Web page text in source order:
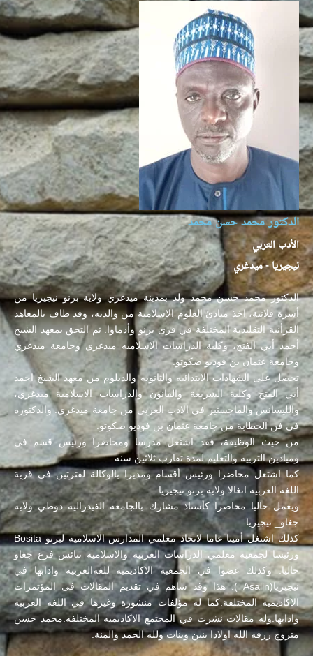
الدكتور محمد حسن محمد
الأدب العربي
نيجيريا - ميدغري
الدكتور محمد حسن محمد ولد بمدينة ميدغري ولاية برنو نيجيريا من
أسرة فلانية، اخذ مبادئ العلوم الاسلامية من والديه، وقد طاف بالمعاهد
القرأنية التقليدية المختلفة في قرى برنو وأدماوا. ثم التحق بمعهد الشيخ
أحمد أبي الفتح، وكلية الدراسات الاسلاميه ميدغري وجامعة ميدغري
وجامعة عثمان بن فوديو صكوتو.
تحصل على الشهادات الابتدائيه والثانويه والدبلوم من معهد الشيخ احمد
أبي الفتح وكلية الشريعة والقانون والدراسات الاسلامية ميدغري،
والليسانس والماجستير في الادب العربي من جامعة ميدغري. والدكتوره
في فن الخطابة من جامعة عثمان بن فوديو صكوتو.
من حيث الوظيفة، فقد اشتغل مدرسا ومحاضرا ورئيس قسم في
وميادين التربيه والتعليم لمدة تقارب ثلاثين سنه.
كما اشتغل محاضرا ورئيس أقسام ومديرا بالوكالة لفترتين في قرية
اللغة العربية انغالا ولاية برنو نيجيريا.
ويعمل حاليا محاصرا كأستاذ مشارك بالجامعه الفيدرالية دوظي ولاية
جغاو_ نيجيريا.
كذلك اشتغل أمينا عاما لاتحاد معلمي المدارس الاسلامية لبرنو Bosita
ورئيسا لجمعية معلمي الدراسات العربيه والاسلاميه نتائس فرع جغاو
حاليا. وكذلك عضوا في الجمعية الاكاديميه للغةالعربية وادابها في
نيجيريا(Asalin ). هذا وقد ساهم في تقديم المقالات فى المؤتمرات
الاكاديميه المختلفة.كما له مؤلفات منشورة وغيرها في اللغه العربيه
وادابها.وله مقالات نشرت في المجتمع الاكاديميه المختلفه.محمد حسن
متزوج رزقه الله اولادا بنين وبنات ولله الحمد والمنة.